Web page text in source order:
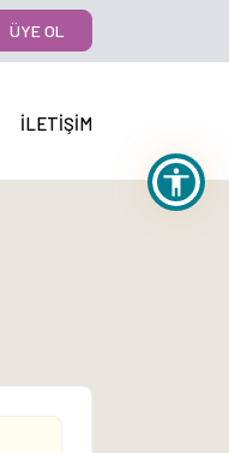
ÜYE OL
İLETIŞIM